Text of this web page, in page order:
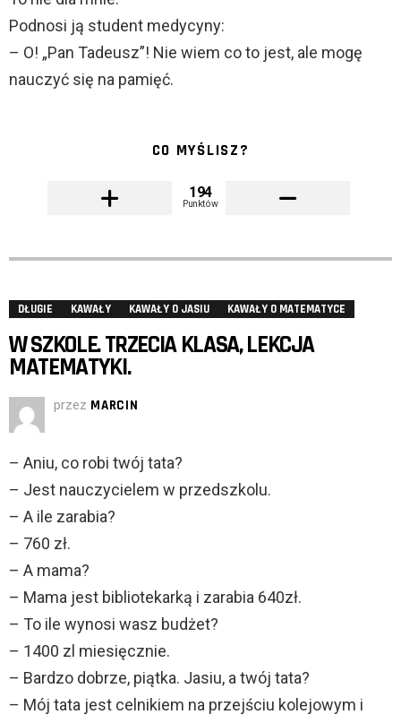
Podnosi ją student medycyny:
– O! „Pan Tadeusz”! Nie wiem co to jest, ale mogę
nauczyć się na pamięć.
CO MYŚLISZ?
194
Punktów
DŁUGIE KAWAŁY KAWAŁY O JASIU KAWAŁY O MATEMATYCE
W SZKOLE. TRZECIA KLASA, LEKCJA
MATEMATYKI.
przez MARCIN
– Aniu, co robi twój tata?
– Jest nauczycielem w przedszkolu.
– A ile zarabia?
– 760 zł.
– A mama?
– Mama jest bibliotekarką i zarabia 640zł.
– To ile wynosi wasz budżet?
– 1400 zl miesięcznie.
– Bardzo dobrze, piątka. Jasiu, a twój tata?
– Mój tata jest celnikiem na przejściu kolejowym i